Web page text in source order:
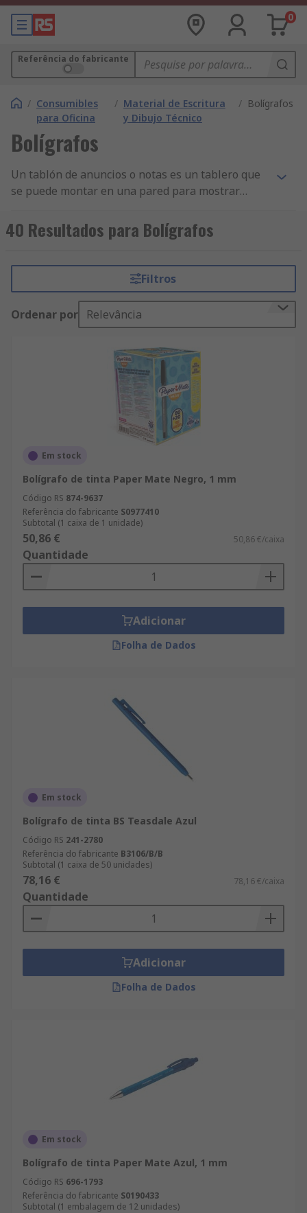
0
Referência do fabricante
/ Consumibles
para Oficina
/ Material de Escritura
y Dibujo Técnico
/ Bolígrafos
Bolígrafos
Un tablón de anuncios o notas es un tablero que
se puede montar en una pared para mostrar
guardar notas o recordatorios. A menudo están
fabricados de corcho o fieltro con un bastidor de
anuncios metálicos disponibles que se pueden
utilizar al aire libre en áreas como
aparcamientos. Algunos tablones de notas tienen
una combinación de superficies con una pizarra
magnética y una pizarra de fieltro. Otro producto
que se puede utilizar para mostrar avisos es un
soporte de documentos y bastidor de montaje en
pared. Un porta documentos es más pequeño que
un tablón de avisos y se utiliza como expositor de
pared para información como avisos, información
de salud y seguridad y certificados.
40 Resultados para Bolígrafos
Filtros
Ordenar por Relevância
Em stock
Bolígrafo de tinta Paper Mate Negro, 1 mm
Código RS 874-9637
Referência do fabricante S0977410
Subtotal (1 caixa de 1 unidade)
50,86 € 50,86 €/caixa
Quantidade
Adicionar
Folha de Dados
Em stock
Bolígrafo de tinta BS Teasdale Azul
Código RS 241-2780
Referência do fabricante B3106/B/B
Subtotal (1 caixa de 50 unidades)
78,16 € 78,16 €/caixa
Quantidade
Adicionar
Folha de Dados
Em stock
Bolígrafo de tinta Paper Mate Azul, 1 mm
Código RS 696-1793
Referência do fabricante S0190433
Subtotal (1 embalagem de 12 unidades)